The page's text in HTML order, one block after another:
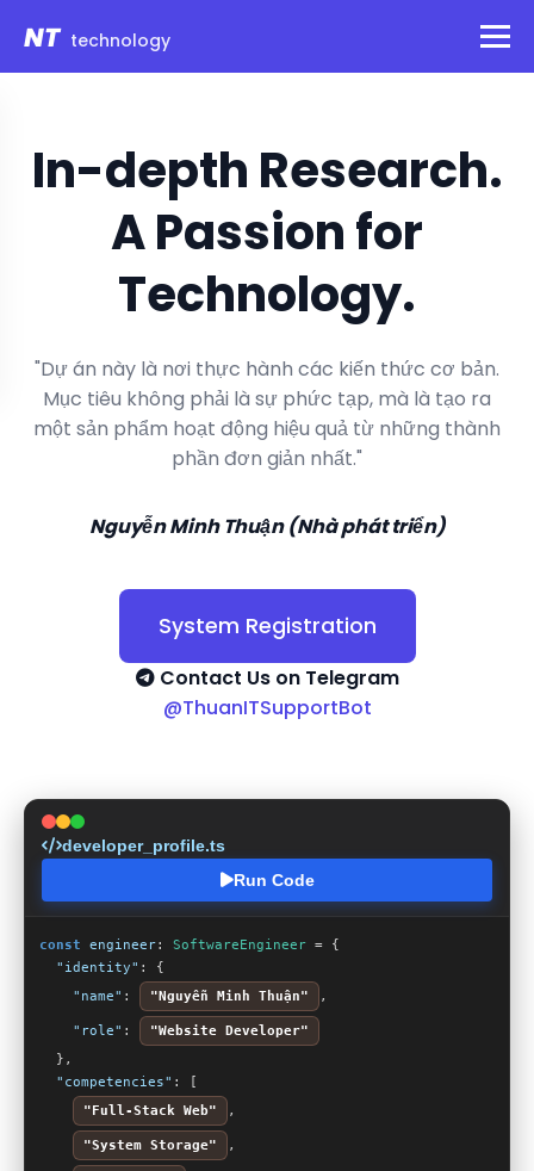
NT technology
In-depth Research.
A Passion for
Technology.
"Dự án này là nơi thực hành các kiến thức cơ bản.
Mục tiêu không phải là sự phức tạp, mà là tạo ra
một sản phẩm hoạt động hiệu quả từ những thành
phần đơn giản nhất."
Nguyễn Minh Thuận (Nhà phát triển)
System Registration
Contact Us on Telegram
@ThuanITSupportBot
developer_profile.ts
Run Code
const engineer: SoftwareEngineer = {
"identity" : {
"name" : "Nguyễn Minh Thuận" ,
"role" :
"Website Developer"
"competencies" : [
"Full-Stack Web"
,
"System Storage" ,